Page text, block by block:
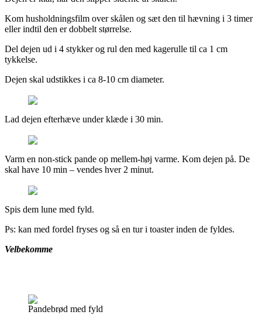
Kom husholdningsfilm over skålen og sæt den til hævning i 3 timer
eller indtil den er dobbelt størrelse.
Del dejen ud i 4 stykker og rul den med kagerulle til ca 1 cm
tykkelse.
Dejen skal udstikkes i ca 8-10 cm diameter.
Lad dejen efterhæve under klæde i 30 min.
Varm en non-stick pande op mellem-høj varme. Kom dejen på. De
skal have 10 min – vendes hver 2 minut.
Spis dem lune med fyld.
Ps: kan med fordel fryses og så en tur i toaster inden de fyldes.
Velbekomme
Pandebrød med fyld